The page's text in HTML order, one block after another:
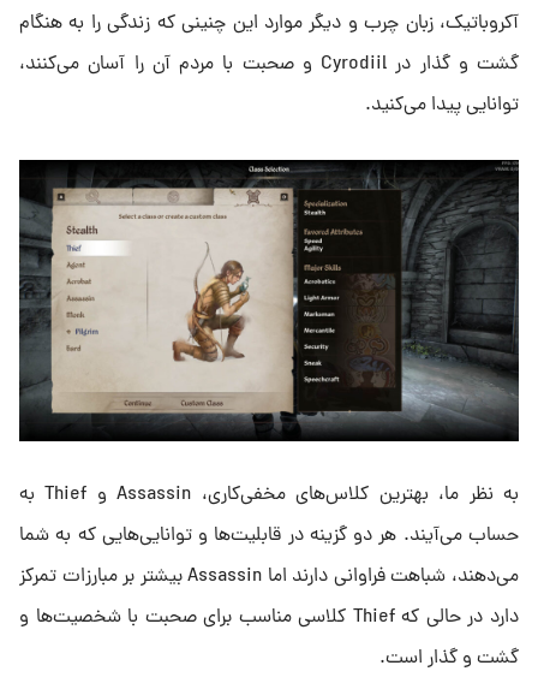
آکروباتیک، زبان چرب و دیگر موارد این چنینی که زندگی را به هنگام
گشت و گذار در Cyrodiil و صحبت با مردم آن را آسان می‌کنند،
توانایی پیدا می‌کنید.
به نظر ما، بهترین کلاس‌های مخفی‌کاری، Assassin و Thief به
حساب می‌آیند. هر دو گزینه در قابلیت‌ها و توانایی‌هایی که به شما
می‌دهند، شباهت فراوانی دارند اما Assassin بیشتر بر مبارزات تمرکز
دارد در حالی که Thief کلاسی مناسب برای صحبت با شخصیت‌ها و
گشت و گذار است.